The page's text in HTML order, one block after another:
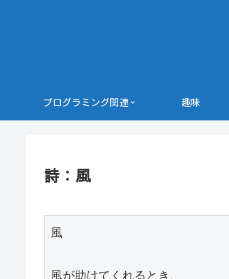
プログラミング関連 趣味
詩：風
風
風が助けてくれるとき、